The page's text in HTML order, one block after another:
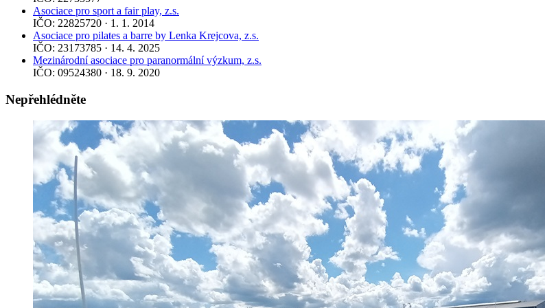
Asociace pro sport a fair play, z.s.
IČO: 22825720 · 1. 1. 2014
Asociace pro pilates a barre by Lenka Krejcova, z.s.
IČO: 23173785 · 14. 4. 2025
Mezinárodní asociace pro paranormální výzkum, z.s.
IČO: 09524380 · 18. 9. 2020
Nepřehlédněte